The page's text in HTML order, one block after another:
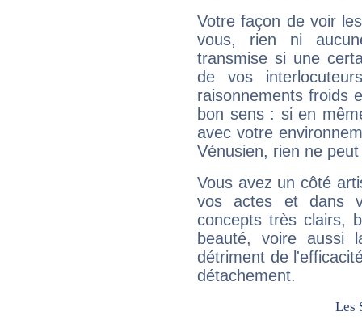
Votre façon de voir
vous, rien ni
transmise si une
de vos
raisonnements froids
bon sens : si en
avec votre
Vénusien, rien ne
Vous avez un côté
vos actes et dans
concepts très clairs,
beauté, voire aussi
détriment de
détachement.